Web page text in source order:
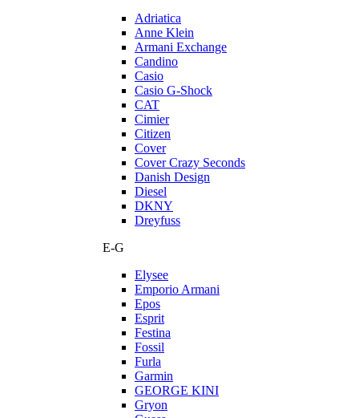
Adriatica
Anne Klein
Armani Exchange
Candino
Casio
Casio G-Shock
CAT
Cimier
Citizen
Cover
Cover Crazy Seconds
Danish Design
Diesel
DKNY
Dreyfuss
E-G
Elysee
Emporio Armani
Epos
Esprit
Festina
Fossil
Furla
Garmin
GEORGE KINI
Gryon